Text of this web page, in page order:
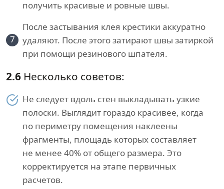
получить красивые и ровные швы.
7
После застывания клея крестики аккуратно
удаляют. После этого затирают швы затиркой
при помощи резинового шпателя.
2.6 Несколько советов:
Не следует вдоль стен выкладывать узкие
полоски. Выглядит гораздо красивее, когда
по периметру помещения наклеены
фрагменты, площадь которых составляет
не менее 40% от общего размера. Это
корректируется на этапе первичных
расчетов.